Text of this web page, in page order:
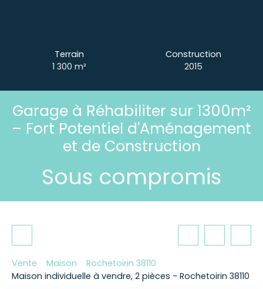
Terrain
1 300m²
Construction
2015
Garage à Réhabiliter sur 1300m²
– Fort Potentiel d'Aménagement
et de Construction
Sous compromis
Vente Maison
Rochetoirin 38110
Maison individuelle à vendre, 2 pièces - Rochetoirin 38110